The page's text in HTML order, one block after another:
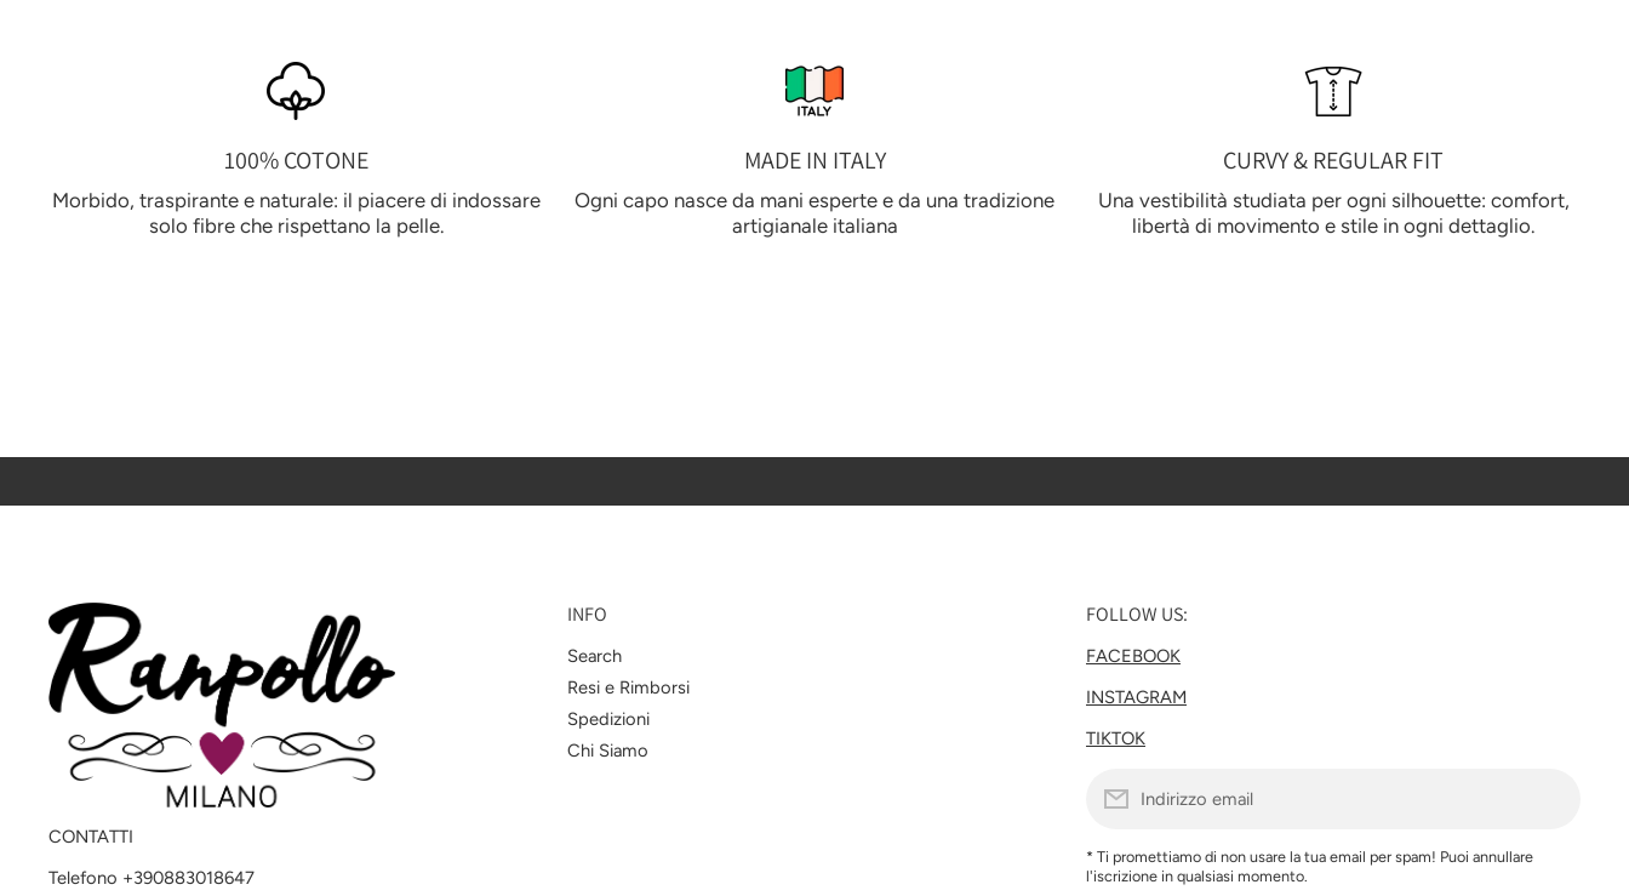
100% COTONE
Morbido, traspirante e naturale: il piacere di indossare
solo fibre che rispettano la pelle.
MADE IN ITALY
Ogni capo nasce da mani esperte e da una tradizione
artigianale italiana
CURVY & REGULAR FIT
Una vestibilità studiata per ogni silhouette: comfort,
libertà di movimento e stile in ogni dettaglio.
CONTATTI
Telefono +390883018647
INFO
Search
Resi e Rimborsi
Spedizioni
Chi Siamo
FOLLOW US:
FACEBOOK
INSTAGRAM
TIKTOK
Indirizzo email
* Ti promettiamo di non usare la tua email per spam! Puoi annullare
l'iscrizione in qualsiasi momento.